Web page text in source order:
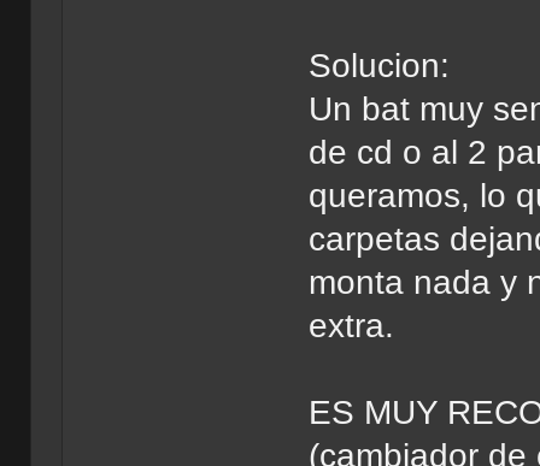
Solucion:
Un bat muy
de cd o al 2
queramos, lo
carpetas
monta nada y
extra.
ES MUY
(cambiador